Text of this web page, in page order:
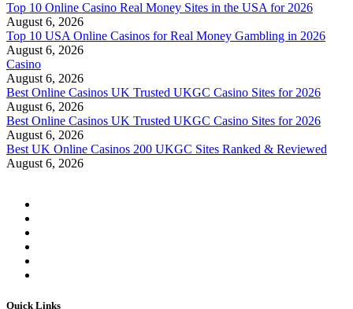
Top 10 Online Casino Real Money Sites in the USA for 2026
August 6, 2026
Top 10 USA Online Casinos for Real Money Gambling in 2026
August 6, 2026
Casino
August 6, 2026
Best Online Casinos UK Trusted UKGC Casino Sites for 2026
August 6, 2026
Best Online Casinos UK Trusted UKGC Casino Sites for 2026
August 6, 2026
Best UK Online Casinos 200 UKGC Sites Ranked & Reviewed
August 6, 2026
Quick Links